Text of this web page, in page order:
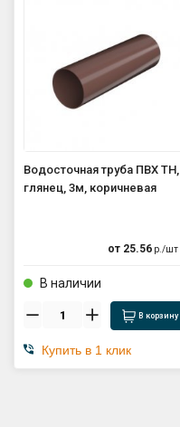
Водосточная труба ПВХ ТН,
глянец, 3м, коричневая
от 25.56 р./шт
В наличии
В корзину
Купить в 1 клик